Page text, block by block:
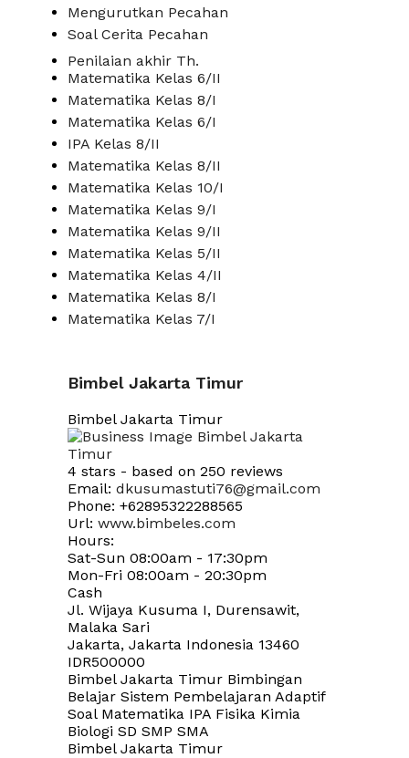
Mengurutkan Pecahan
Soal Cerita Pecahan
Penilaian akhir Th.
Matematika Kelas 6/II
Matematika Kelas 8/I
Matematika Kelas 6/I
IPA Kelas 8/II
Matematika Kelas 8/II
Matematika Kelas 10/I
Matematika Kelas 9/I
Matematika Kelas 9/II
Matematika Kelas 5/II
Matematika Kelas 4/II
Matematika Kelas 8/I
Matematika Kelas 7/I
Bimbel Jakarta Timur
Bimbel Jakarta Timur
4 stars - based on 250 reviews
Email: dkusumastuti76@gmail.com
Phone: +62895322288565
Url: www.bimbeles.com
Hours:
Sat-Sun 08:00am - 17:30pm
Mon-Fri 08:00am - 20:30pm
Cash
Jl. Wijaya Kusuma I, Durensawit,
Malaka Sari
Jakarta, Jakarta Indonesia 13460
IDR500000
Bimbel Jakarta Timur Bimbingan
Belajar Sistem Pembelajaran Adaptif
Soal Matematika IPA Fisika Kimia
Biologi SD SMP SMA
Bimbel Jakarta Timur